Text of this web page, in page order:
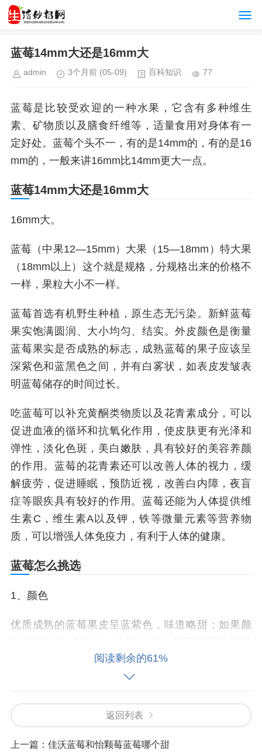
蓝莓14mm大还是16mm大
admin 3个月前 (05-09) 百科知识 77
蓝莓是比较受欢迎的一种水果，它含有多种维生
素、矿物质以及膳食纤维等，适量食用对身体有一
定好处。蓝莓个头不一，有的是14mm的，有的是16
mm的，一般来讲16mm比14mm更大一点。
蓝莓14mm大还是16mm大
16mm大。
蓝莓（中果12—15mm）大果（15—18mm）特大果
（18mm以上）这个就是规格，分规格出来的价格不
一样，果粒大小不一样。
蓝莓首选有机野生种植，原生态无污染。新鲜蓝莓
果实饱满圆润、大小均匀、结实。外皮颜色是衡量
蓝莓果实是否成熟的标志，成熟蓝莓的果子应该呈
深紫色和蓝黑色之间，并有白雾状，如表皮发皱表
明蓝莓储存的时间过长。
吃蓝莓可以补充黄酮类物质以及花青素成分，可以
促进血液的循环和抗氧化作用，使皮肤更有光泽和
弹性，淡化色斑，美白嫩肤，具有较好的美容养颜
的作用。蓝莓的花青素还可以改善人体的视力，缓
解疲劳，促进睡眠，预防近视，改善白内障，夜盲
症等眼疾具有较好的作用。蓝莓还能为人体提供维
生素C，维生素A以及钾，铁等微量元素等营养物
质，可以增强人体免疫力，有利于人体的健康。
蓝莓怎么挑选
1、颜色
优质成熟的蓝莓果皮呈蓝紫色，味道略甜；如果颜
熟，味道会很酸；如果蓝莓是黑色的，就意味着它
是假的。不要选择这种蓝莓。
2、白霜
阅读剩余的61%
返回列表
上一篇： 佳沃蓝莓和怡颗莓蓝莓哪个甜